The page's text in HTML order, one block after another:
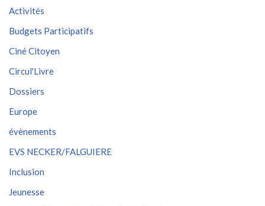
Activités
Budgets Participatifs
Ciné Citoyen
Circul'Livre
Dossiers
Europe
évènements
EVS NECKER/FALGUIERE
Inclusion
Jeunesse